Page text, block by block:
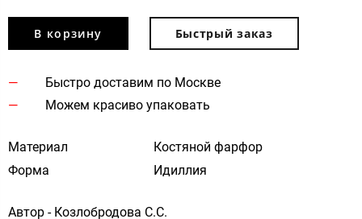
В корзину Быстрый заказ
Быстро доставим по Москве
Можем красиво упаковать
Материал
Костяной фарфор
Форма
Идиллия
Автор - Козлобродова С.C.